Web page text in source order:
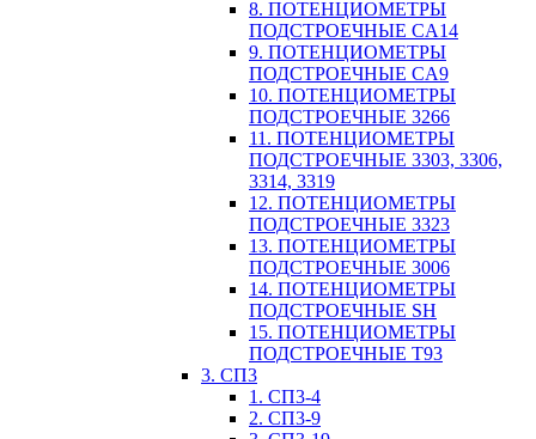
8. ПОТЕНЦИОМЕТРЫ
ПОДСТРОЕЧНЫЕ CA14
9. ПОТЕНЦИОМЕТРЫ
ПОДСТРОЕЧНЫЕ CA9
10. ПОТЕНЦИОМЕТРЫ
ПОДСТРОЕЧНЫЕ 3266
11. ПОТЕНЦИОМЕТРЫ
ПОДСТРОЕЧНЫЕ 3303, 3306,
3314, 3319
12. ПОТЕНЦИОМЕТРЫ
ПОДСТРОЕЧНЫЕ 3323
13. ПОТЕНЦИОМЕТРЫ
ПОДСТРОЕЧНЫЕ 3006
14. ПОТЕНЦИОМЕТРЫ
ПОДСТРОЕЧНЫЕ SH
15. ПОТЕНЦИОМЕТРЫ
ПОДСТРОЕЧНЫЕ Т93
3. СП3
1. СП3-4
2. СП3-9